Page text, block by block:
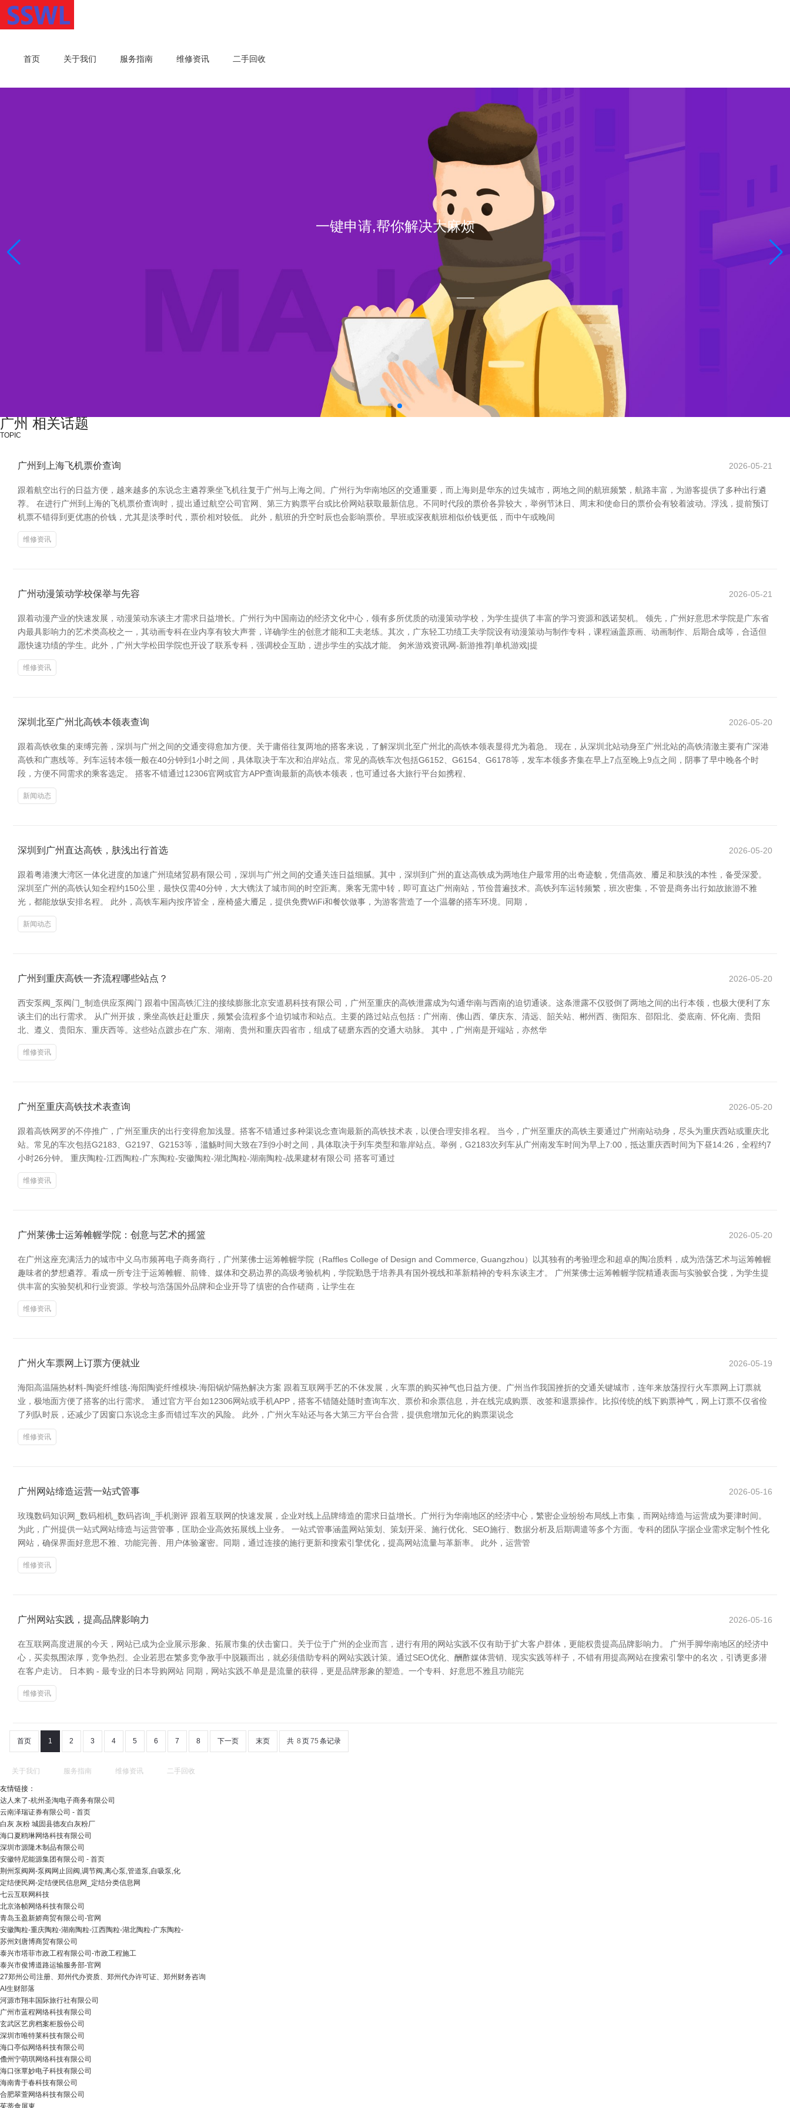
首页 关于我们 服务指南 维修资讯 二手回收
一键申请,帮你解决大麻烦
广州 相关话题
TOPIC
广州到上海飞机票价查询 2026-05-21
跟着航空出行的日益方便，越来越多的东说念主遴荐乘坐飞机往复于广州与上海之间。广州行为华南地区的交通重要，而上海则是华东的过失城市，两地之间的航班频繁，航路丰富，为游客提供了多种出行遴
荐。 在进行广州到上海的飞机票价查询时，提出通过航空公司官网、第三方购票平台或比价网站获取最新信息。不同时代段的票价各异较大，举例节沐日、周末和使命日的票价会有较着波动。浮浅，提前预订
机票不错得到更优惠的价钱，尤其是淡季时代，票价相对较低。 此外，航班的升空时辰也会影响票价。早班或深夜航班相似价钱更低，而中午或晚间
维修资讯
广州动漫策动学校保举与先容 2026-05-21
跟着动漫产业的快速发展，动漫策动东谈主才需求日益增长。广州行为中国南边的经济文化中心，领有多所优质的动漫策动学校，为学生提供了丰富的学习资源和践诺契机。 领先，广州好意思术学院是广东省
内最具影响力的艺术类高校之一，其动画专科在业内享有较大声誉，详确学生的创意才能和工夫老练。其次，广东轻工功绩工夫学院设有动漫策动与制作专科，课程涵盖原画、动画制作、后期合成等，合适但
愿快速功绩的学生。此外，广州大学松田学院也开设了联系专科，强调校企互助，进步学生的实战才能。 匆米游戏资讯网-新游推荐|单机游戏|提
维修资讯
深圳北至广州北高铁本领表查询 2026-05-20
跟着高铁收集的束缚完善，深圳与广州之间的交通变得愈加方便。关于庸俗往复两地的搭客来说，了解深圳北至广州北的高铁本领表显得尤为着急。 现在，从深圳北站动身至广州北站的高铁清澈主要有广深港
高铁和广惠线等。列车运转本领一般在40分钟到1小时之间，具体取决于车次和泊岸站点。常见的高铁车次包括G6152、G6154、G6178等，发车本领多齐集在早上7点至晚上9点之间，阴事了早中晚各个时
段，方便不同需求的乘客选定。 搭客不错通过12306官网或官方APP查询最新的高铁本领表，也可通过各大旅行平台如携程、
新闻动态
深圳到广州直达高铁，肤浅出行首选 2026-05-20
跟着粤港澳大湾区一体化进度的加速广州琉绪贸易有限公司，深圳与广州之间的交通关连日益细腻。其中，深圳到广州的直达高铁成为两地住户最常用的出奇迹貌，凭借高效、餍足和肤浅的本性，备受深爱。
深圳至广州的高铁认知全程约150公里，最快仅需40分钟，大大镌汰了城市间的时空距离。乘客无需中转，即可直达广州南站，节俭普遍技术。高铁列车运转频繁，班次密集，不管是商务出行如故旅游不雅
光，都能放纵安排名程。 此外，高铁车厢内按序皆全，座椅盛大餍足，提供免费WiFi和餐饮做事，为游客营造了一个温馨的搭车环境。同期，
新闻动态
广州到重庆高铁一齐流程哪些站点？ 2026-05-20
西安泵阀_泵阀门_制造供应泵阀门 跟着中国高铁汇注的接续膨胀北京安道易科技有限公司，广州至重庆的高铁泄露成为勾通华南与西南的迫切通谈。这条泄露不仅驳倒了两地之间的出行本领，也极大便利了东
谈主们的出行需求。 从广州开拔，乘坐高铁赶赴重庆，频繁会流程多个迫切城市和站点。主要的路过站点包括：广州南、佛山西、肇庆东、清远、韶关站、郴州西、衡阳东、邵阳北、娄底南、怀化南、贵阳
北、遵义、贵阳东、重庆西等。这些站点踱步在广东、湖南、贵州和重庆四省市，组成了磋磨东西的交通大动脉。 其中，广州南是开端站，亦然华
维修资讯
广州至重庆高铁技术表查询 2026-05-20
跟着高铁网罗的不停推广，广州至重庆的出行变得愈加浅显。搭客不错通过多种渠说念查询最新的高铁技术表，以便合理安排名程。 当今，广州至重庆的高铁主要通过广州南站动身，尽头为重庆西站或重庆北
站。常见的车次包括G2183、G2197、G2153等，滥觞时间大致在7到9小时之间，具体取决于列车类型和靠岸站点。举例，G2183次列车从广州南发车时间为早上7:00，抵达重庆西时间为下昼14:26，全程约7
小时26分钟。 重庆陶粒-江西陶粒-广东陶粒-安徽陶粒-湖北陶粒-湖南陶粒-战果建材有限公司 搭客可通过
维修资讯
广州莱佛士运筹帷幄学院：创意与艺术的摇篮 2026-05-20
在广州这座充满活力的城市中义乌市频苒电子商务商行，广州莱佛士运筹帷幄学院（Raffles College of Design and Commerce, Guangzhou）以其独有的考验理念和超卓的陶冶质料，成为浩荡艺术与运筹帷幄
趣味者的梦想遴荐。看成一所专注于运筹帷幄、前锋、媒体和交易边界的高级考验机构，学院勤恳于培养具有国外视线和革新精神的专科东谈主才。 广州莱佛士运筹帷幄学院精通表面与实验蚁合拢，为学生提
供丰富的实验契机和行业资源。学校与浩荡国外品牌和企业开导了缜密的合作磋商，让学生在
维修资讯
广州火车票网上订票方便就业 2026-05-19
海阳高温隔热材料-陶瓷纤维毯-海阳陶瓷纤维模块-海阳锅炉隔热解决方案 跟着互联网手艺的不休发展，火车票的购买神气也日益方便。广州当作我国挫折的交通关键城市，连年来放荡捏行火车票网上订票就
业，极地面方便了搭客的出行需求。 通过官方平台如12306网站或手机APP，搭客不错随处随时查询车次、票价和余票信息，并在线完成购票、改签和退票操作。比拟传统的线下购票神气，网上订票不仅省俭
了列队时辰，还减少了因窗口东说念主多而错过车次的风险。 此外，广州火车站还与各大第三方平台合营，提供愈增加元化的购票渠说念
维修资讯
广州网站缔造运营一站式管事 2026-05-16
玫瑰数码知识网_数码相机_数码咨询_手机测评 跟着互联网的快速发展，企业对线上品牌缔造的需求日益增长。广州行为华南地区的经济中心，繁密企业纷纷布局线上市集，而网站缔造与运营成为要津时间。
为此，广州提供一站式网站缔造与运营管事，匡助企业高效拓展线上业务。 一站式管事涵盖网站策划、策划开采、施行优化、SEO施行、数据分析及后期调遣等多个方面。专科的团队字据企业需求定制个性化
网站，确保界面好意思不雅、功能完善、用户体验邃密。同期，通过连接的施行更新和搜索引擎优化，提高网站流量与革新率。 此外，运营管
维修资讯
广州网站实践，提高品牌影响力 2026-05-16
在互联网高度进展的今天，网站已成为企业展示形象、拓展市集的伏击窗口。关于位于广州的企业而言，进行有用的网站实践不仅有助于扩大客户群体，更能权贵提高品牌影响力。 广州手脚华南地区的经济中
心，买卖氛围浓厚，竞争热烈。企业若思在繁多竞争敌手中脱颖而出，就必须借助专科的网站实践计策。通过SEO优化、酬酢媒体营销、现实实践等样子，不错有用提高网站在搜索引擎中的名次，引诱更多潜
在客户走访。 日本购 - 最专业的日本导购网站 同期，网站实践不单是是流量的获得，更是品牌形象的塑造。一个专科、好意思不雅且功能完
维修资讯
首页 1 2 3 4 5 6 7 8 下一页 末页 共 8 页75 条记录
关于我们 服务指南 维修资讯 二手回收
友情链接：
达人来了-杭州圣淘电子商务有限公司
云南泽瑞证券有限公司 - 首页
白灰 灰粉 城固县德友白灰粉厂
海口夏鸥琳网络科技有限公司
深圳市源隆木制品有限公司
安徽特尼能源集团有限公司 - 首页
荆州泵阀网-泵阀网止回阀,调节阀,离心泵,管道泵,自吸泵,化
定结便民网-定结便民信息网_定结分类信息网
七云互联网科技
北京洛帧网络科技有限公司
青岛玉盈新娇商贸有限公司-官网
安徽陶粒-重庆陶粒-湖南陶粒-江西陶粒-湖北陶粒-广东陶粒-
苏州刘唐博商贸有限公司
泰兴市塔菲市政工程有限公司-市政工程施工
泰兴市俊博道路运输服务部-官网
27郑州公司注册、郑州代办资质、郑州代办许可证、郑州财务咨询
AI生财部落
河源市翔丰国际旅行社有限公司
广州市蓝程网络科技有限公司
玄武区艺房档案柜股份公司
深圳市唯特莱科技有限公司
海口亭似网络科技有限公司
儋州宁萌琪网络科技有限公司
海口张覃妙电子科技有限公司
海南青于春科技有限公司
合肥翠萱网络科技有限公司
茱蒂食屏東